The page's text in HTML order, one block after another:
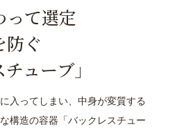
って選定
防ぐ
ューブ」
入ってしまい、中身が変質する
構造の容器「バックレスチュー